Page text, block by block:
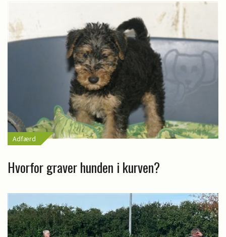
Adfærd
Hvorfor graver hunden i kurven?